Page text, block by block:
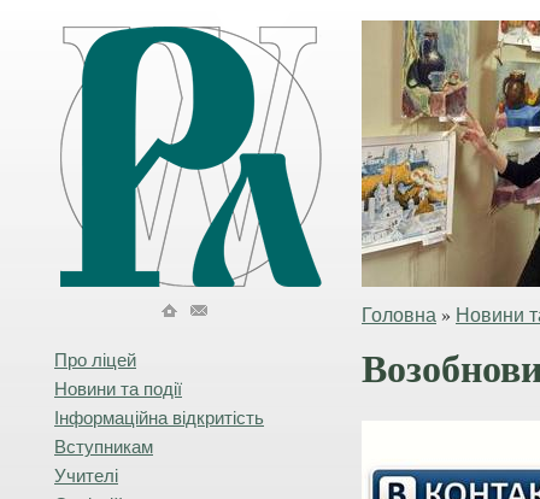
Головна » Новини
Про ліцей
Новини та події
Інформаційна відкритість
Вступникам
Учителі